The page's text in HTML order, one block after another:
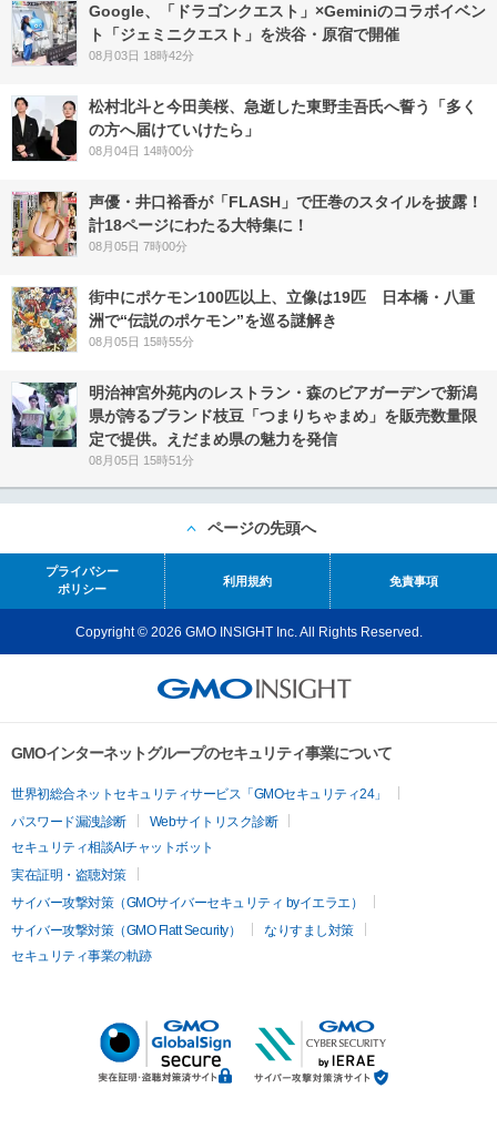
Google、「ドラゴンクエスト」×Geminiのコラボイベン
ト「ジェミニクエスト」を渋谷・原宿で開催
08月03日 18時42分
松村北斗と今田美桜、急逝した東野圭吾氏へ誓う「多く
の方へ届けていけたら」
08月04日 14時00分
声優・井口裕香が「FLASH」で圧巻のスタイルを披露！
計18ページにわたる大特集に！
08月05日 7時00分
街中にポケモン100匹以上、立像は19匹 日本橋・八重
洲で“伝説のポケモン”を巡る謎解き
08月05日 15時55分
明治神宮外苑内のレストラン・森のビアガーデンで新潟
県が誇るブランド枝豆「つまりちゃまめ」を販売数量限
定で提供。えだまめ県の魅力を発信
08月05日 15時51分
ページの先頭へ
プライバシー
ポリシー
利用規約 免責事項
Copyright © 2026 GMO INSIGHT Inc. All Rights Reserved.
GMOインターネットグループのセキュリティ事業について
世界初総合ネットセキュリティサービス「GMOセキュリティ24」
パスワード漏洩診断
Webサイトリスク診断
セキュリティ相談AIチャットボット
実在証明・盗聴対策
サイバー攻撃対策（GMOサイバーセキュリティ byイエラエ）
サイバー攻撃対策（GMO Flatt Security）
なりすまし対策
セキュリティ事業の軌跡